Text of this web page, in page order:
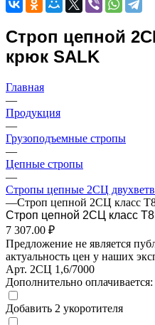
Строп цепной
крюк SALK
Главная
—
Продукция
—
Грузоподъемные стропы
—
Цепные стропы
—
Стропы цепные 2СЦ
—Строп цепной 2СЦ класс
Строп цепной 2СЦ класс
7 307.00 ₽
Предложение не является
актуальность цен у наших
Арт. 2СЦ 1,6/7000
Дополнительно оплачивается:
Добавить 2 укоротителя